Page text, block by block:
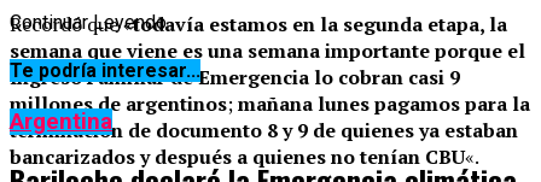
Recordó que «todavía estamos en la segunda etapa, la
semana que viene es una semana importante porque el
Ingreso Familiar de Emergencia lo cobran casi 9
millones de argentinos;mañana lunes pagamos para la
terminación de documento 8 y 9 de quienes ya estaban
bancarizados y después a quienes no tenían CBU«.
Continuar Leyendo
Te podría interesar...
Argentina